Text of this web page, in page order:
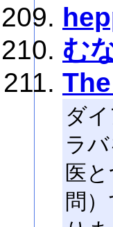
む
ダ
ラ
医
問